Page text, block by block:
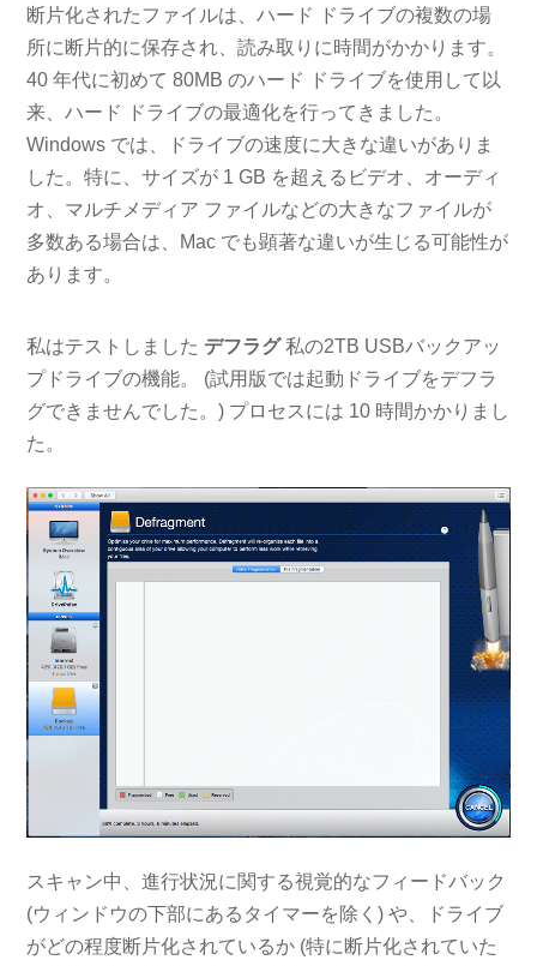
断片化されたファイルは、ハード ドライブの複数の場
所に断片的に保存され、読み取りに時間がかかります。
40 年代に初めて 80MB のハード ドライブを使用して以
来、ハード ドライブの最適化を行ってきました。
Windows では、ドライブの速度に大きな違いがありま
した。特に、サイズが 1 GB を超えるビデオ、オーディ
オ、マルチメディア ファイルなどの大きなファイルが
多数ある場合は、Mac でも顕著な違いが生じる可能性が
あります。
私はテストしました デフラグ私の2TB USBバックアッ
プドライブの機能。 (試用版では起動ドライブをデフラ
グできませんでした。) プロセスには 10 時間かかりまし
た。
スキャン中、進行状況に関する視覚的なフィードバック
(ウィンドウの下部にあるタイマーを除く) や、ドライブ
がどの程度断片化されているか (特に断片化されていた